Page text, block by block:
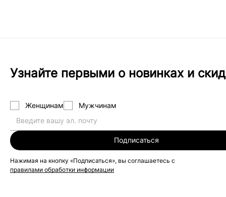
Узнайте первыми о новинках и
Женщинам Мужчинам
Подписаться
Нажимая на кнопку «Подписаться», вы соглашаетесь с
правилами обработки информации